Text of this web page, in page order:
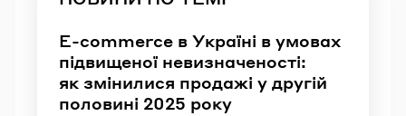
E-commerce в Україні в умовах
підвищеної невизначеності:
як змінилися продажі у другій
половині 2025 року